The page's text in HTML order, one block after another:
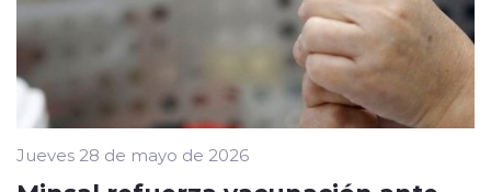
Jueves 28 de mayo de 2026